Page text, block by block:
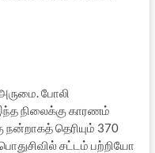
அருமை. போலி
நிலைக்கு காரணம்
தெரியும் 370
சட்டம் பற்றியோ